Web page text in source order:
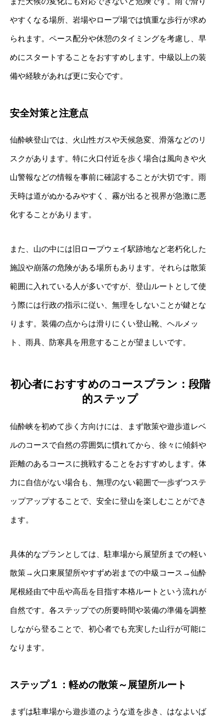
やすくなる場所、岩場やロープ場では慎重な歩行が求め
られます。ペース配分や休憩のタイミングを考慮し、早
めにスタートすることをおすすめします。中級以上の装
備や経験があれば更に安心です。
安全対策と注意点
仙酔峡登山では、火山性ガスや天候急変、滑落などのリ
スクがあります。特に火口付近を歩く場合は風向きや火
山警報などの情報を事前に確認することが大切です。雨
天時は道がぬかるみやすく、霧が出ると視界が急激に悪
化することがあります。
また、山の中には旧ロープウェイ駅跡地など老朽化した
施設や崩落の危険がある場所もあります。それらは散策
範囲に入れている人が多いですが、登山ルートとして使
う際には行政の指示に従い、無理をしないことが鍵とな
ります。装備の点からは滑りにくい登山靴、ヘルメッ
ト、雨具、防寒具を用意することが望ましいです。
初心者におすすめのコースプラン：段階
的ステップ
仙酔峡を初めて歩く方向けには、まず散策や遊歩道レベ
ルのコースで自然の雰囲気に慣れてから、徐々に傾斜や
距離のあるコースに挑戦することをおすすめします。体
力に自信がない場合も、無理のない範囲で一歩ずつステ
ップアップすることで、安全に登山を楽しむことができ
ます。
具体的なプランとしては、駐車場から展望所までの軽い
散策→火口東展望所やすずめ岩までの中級コース→仙酔
尾根経由で中岳や高岳を目指す本格ルートという流れが
自然です。各ステップでの所要時間や装備の準備を調整
しながら登ることで、初心者でも充実した山行が可能に
なります。
ステップ１：軽めの散策～展望所ルート
まずは駐車場から遊歩道のような道を歩き、はなよいば